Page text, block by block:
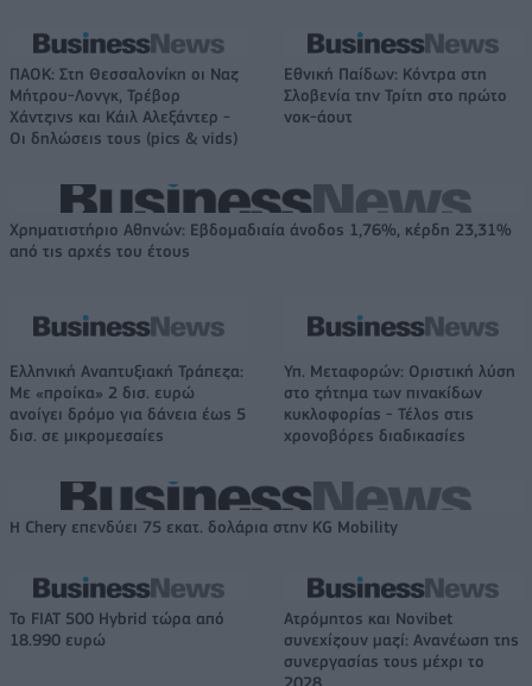
ΠΑΟΚ: Στη Θεσσαλονίκη οι Ναζ
Μήτρου-Λονγκ, Τρέβορ
Χάντζινς και Κάιλ Αλεξάντερ -
Οι δηλώσεις τους (pics & vids)
Εθνική Παίδων: Κόντρα στη
Σλοβενία την Τρίτη στο πρώτο
νοκ-άουτ
Χρηματιστήριο Αθηνών: Εβδομαδιαία άνοδος 1,76%, κέρδη 23,31%
από τις αρχές του έτους
Ελληνική Αναπτυξιακή Τράπεζα:
Με «προίκα» 2 δισ. ευρώ
ανοίγει δρόμο για δάνεια έως 5
δισ. σε μικρομεσαίες
Υπ. Μεταφορών: Οριστική λύση
στο ζήτημα των πινακίδων
κυκλοφορίας - Τέλος στις
χρονοβόρες διαδικασίες
Η Chery επενδύει 75 εκατ. δολάρια στην KG Mobility
Το FIAT 500 Hybrid τώρα από
18.990 ευρώ
Ατρόμητος και Novibet
συνεχίζουν μαζί: Ανανέωση της
συνεργασίας τους μέχρι το